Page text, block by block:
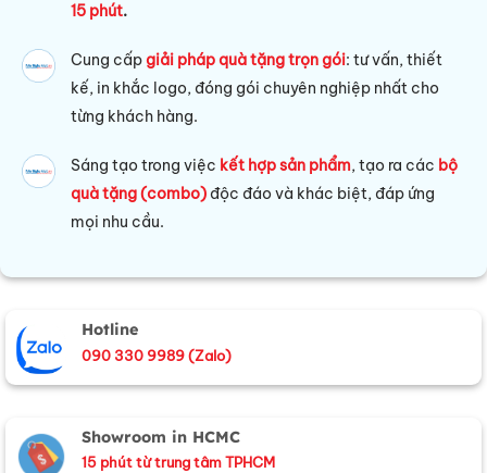
15 phút.
Cung cấpgiải pháp quà tặng trọn gói: tư vấn, thiết
kế, in khắc logo, đóng gói chuyên nghiệp nhất cho
từng khách hàng.
Sáng tạo trong việc kết hợp sản phẩm, tạo ra các bộ
quà tặng (combo) độc đáo và khác biệt, đáp ứng
mọi nhu cầu.
Hotline
090 330 9989 (Zalo)
Showroom in HCMC
15 phút từ trung tâm TPHCM